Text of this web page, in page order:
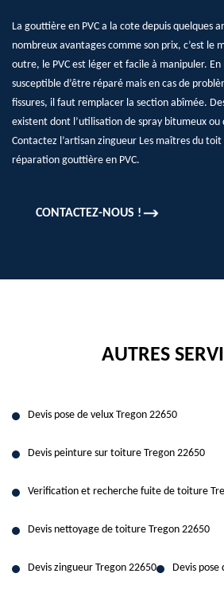
La gouttière en PVC a la cote depuis quelques
nombreux avantages comme son prix, c’est le
outre, le PVC est léger et facile à manipuler. En
susceptible d’être réparé mais en cas de
fissures, il faut remplacer la section abîmée.
existent dont l’utilisation de spray bitumeux ou
Contactez l’artisan zingueur Les maîtres du
réparation gouttière en PVC.
CONTACTEZ-NOUS !
AUTRES
Devis pose de velux Tregon 22650
Devis peinture sur toiture Tregon 22650
Verification et recherche fuite de toiture
Devis nettoyage de toiture Tregon 22650
Devis zingueur Tregon 22650 Devis